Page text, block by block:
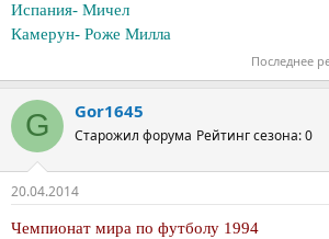
Испания- Мичел
Камерун- Роже Милла
Последнее
G Gor1645
Старожил форума Рейтинг сезона: 0
20.04.2014
Чемпионат мира по футболу 1994